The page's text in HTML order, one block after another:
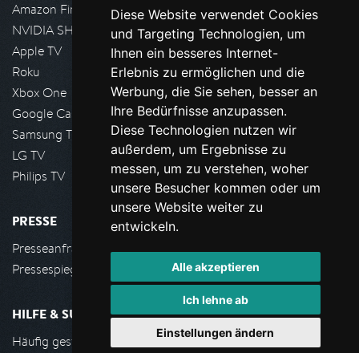
Diese Website verwendet Cookies
und Targeting Technologien, um
Ihnen ein besseres Internet-
Erlebnis zu ermöglichen und die
Werbung, die Sie sehen, besser an
Ihre Bedürfnisse anzupassen.
Diese Technologien nutzen wir
außerdem, um Ergebnisse zu
messen, um zu verstehen, woher
unsere Besucher kommen oder um
unsere Website weiter zu
entwickeln.
Alle akzeptieren
Ich lehne ab
Einstellungen ändern
Amazon FireTV
NVIDIA SHIELD, Google TV
Apple TV
Roku
Xbox One
Google Cast
Samsung TV
LG TV
Philips TV
PRESSE
Presseanfrage stellen
Pressespiegel
HILFE & SUPPORT
Häufig gestellte Fragen